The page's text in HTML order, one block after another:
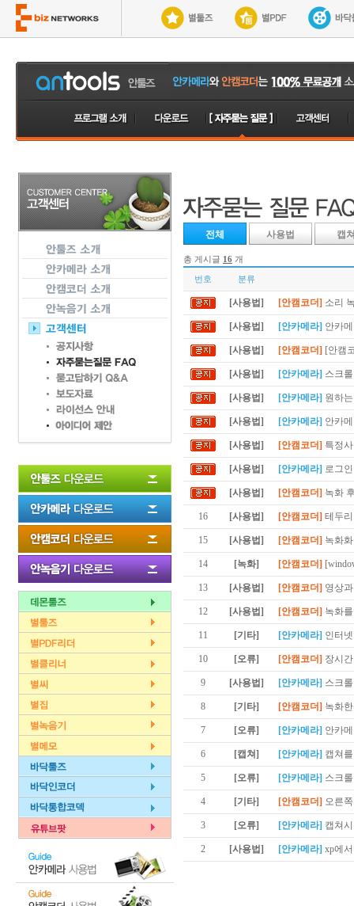
전체 사용법 캡
총 게시글 16 개
번호 분류
[사용법] [안캠코더] 소리
[사용법] [안카메라] 안카
[사용법] [안캠코더] [안캠
[사용법] [안카메라] 스크
[사용법] [안카메라] 원하
[사용법] [안카메라] 안카
[사용법] [안캠코더] 특정
[사용법] [안카메라] 로그
[사용법] [안캠코더] 녹화
16 [사용법] [안캠코더] 테두
15 [사용법] [안캠코더] 녹화
14 [녹화] [안캠코더]
13 [사용법] [안캠코더] 영상
12 [사용법] [안캠코더] 녹화
11 [기타] [안카메라] 인터
10 [오류] [안캠코더] 장시
9 [사용법] [안카메라] 스크
8 [기타] [안캠코더] 녹화
7 [오류] [안카메라] 안카
6 [캡쳐] [안카메라] 캡쳐
5 [오류] [안카메라] 스크
4 [기타] [안캠코더] 오른
3 [오류] [안카메라] 캡쳐
2 [사용법] [안카메라] xp에